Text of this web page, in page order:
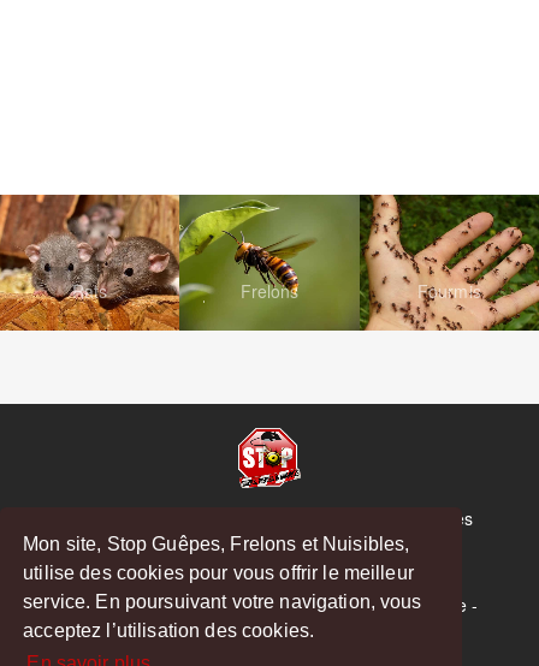
Mon site, Stop Guêpes, Frelons et Nuisibles,
utilise des cookies pour vous offrir le meilleur
service. En poursuivant votre navigation, vous
acceptez l’utilisation des cookies.
Rats Frelons Fourmis
© Copyright 2026 Stop Guêpes, Frelons et Nuisibles
Mentions légales
Créé parMattWeb
Saint-Gaudens-Saint-Girons-Boulogne-sur-Gesse-
Montréjeau